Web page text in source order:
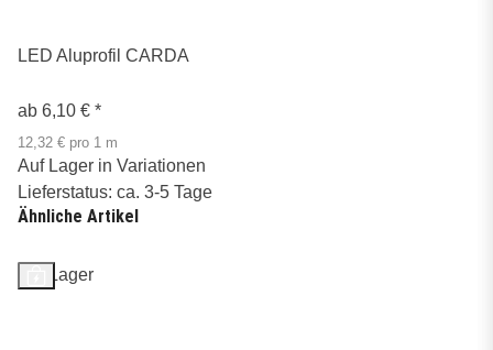
LED Aluprofil CARDA
ab 6,10 € *
12,32 € pro 1 m
Auf Lager in Variationen
Lieferstatus: ca. 3-5 Tage
Ähnliche Artikel
Auf Lager